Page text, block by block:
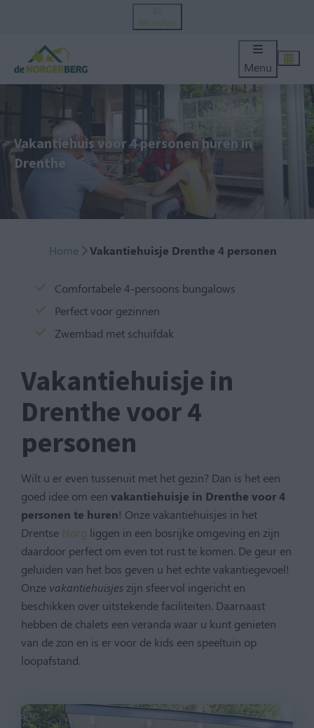
WhatsApp
Menu
Vakantiehuis voor 4 personen huren in
Drenthe
Home Vakantiehuisje Drenthe 4 personen
Comfortabele 4-persoons bungalows
Perfect voor gezinnen
Zwembad met schuifdak
Vakantiehuisje in
Drenthe voor 4
personen
Wilt u er even tussenuit met het gezin? Dan is het een
goed idee om eenvakantiehuisje in Drenthe voor 4
personen te huren! Onze vakantiehuisjes in het
Drentse Norg liggen in een bosrijke omgeving en zijn
daardoor perfect om even tot rust te komen. De geur en
geluiden van het bos geven u het echte vakantiegevoel!
Onze vakantiehuisjes zijn sfeervol ingericht en
beschikken over uitstekende faciliteiten. Daarnaast
hebben de chalets een veranda waar u kunt genieten
van de zon en is er voor de kids een speeltuin op
loopafstand.